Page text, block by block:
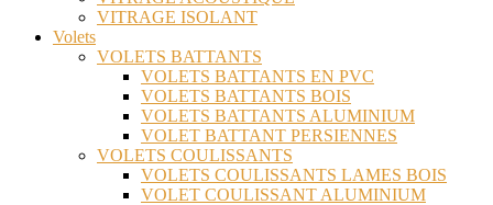
VITRAGE ISOLANT
Volets
VOLETS BATTANTS
VOLETS BATTANTS EN PVC
VOLETS BATTANTS BOIS
VOLETS BATTANTS ALUMINIUM
VOLET BATTANT PERSIENNES
VOLETS COULISSANTS
VOLETS COULISSANTS LAMES BOIS
VOLET COULISSANT ALUMINIUM